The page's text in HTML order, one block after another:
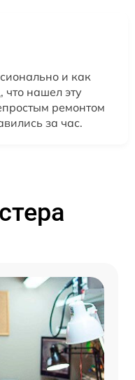
и как
что нашел эту
ремонтом
за час.